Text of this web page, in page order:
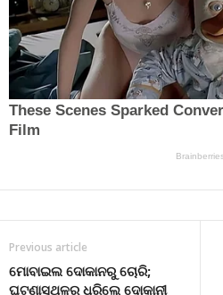
Previous article
ମୋବାଇଲ ଦୋକାନରୁ ଚୋରି;
ଘଟଣାସ୍ଥଳରୁ ଧରିଲେ ଦୋକାନୀ